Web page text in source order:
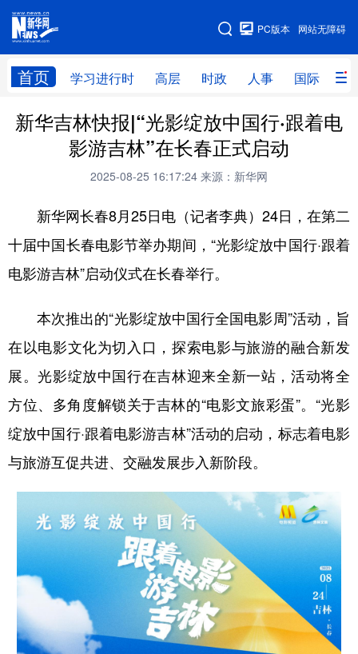
网站无障碍
PC版本
首页 学习进行时 高层 时政 人事 国际 财
网站地图
学习进行时 高层 时政 人事
财经 网评
全球连线
科技 科创 量子 体育
文化 书画 健康 军事
法律 中央文件 金融 汽车
食品 人居 信息化 数字经济
学术中国 乡村振兴 溯源中国
会展
彩票 娱乐 时尚
公益 一带一路 亚太网 上市公司
文化产业
地方频道
河北 山西
新华吉林快报|“光影绽放中国行·跟着电
影游吉林”在长春正式启动
2025-08-25 16:17:24 来源：新华网
新华网长春8月25日电（记者李典）24日，在第二
十届中国长春电影节举办期间，“光影绽放中国行·跟着
电影游吉林”启动仪式在长春举行。
本次推出的“光影绽放中国行全国电影周”活动，旨
在以电影文化为切入口，探索电影与旅游的融合新发
展。光影绽放中国行在吉林迎来全新一站，活动将全
方位、多角度解锁关于吉林的“电影文旅彩蛋”。“光影
绽放中国行·跟着电影游吉林”活动的启动，标志着电影
与旅游互促共进、交融发展步入新阶段。